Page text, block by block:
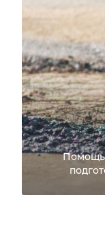
Помощь